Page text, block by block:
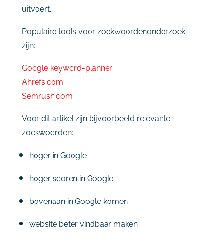
uitvoert.
Populaire tools voor zoekwoordenonderzoek
zijn:
Google keyword-planner
Ahrefs.com
Semrush.com
Voor dit artikel zijn bijvoorbeeld relevante
zoekwoorden:
hoger in Google
hoger scoren in Google
bovenaan in Google komen
website beter vindbaar maken